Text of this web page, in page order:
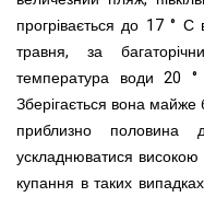
прогрівається до 17 °
травня, за
температура води 20
Зберігається вона
приблизно половина
ускладнюватися
купання в таких